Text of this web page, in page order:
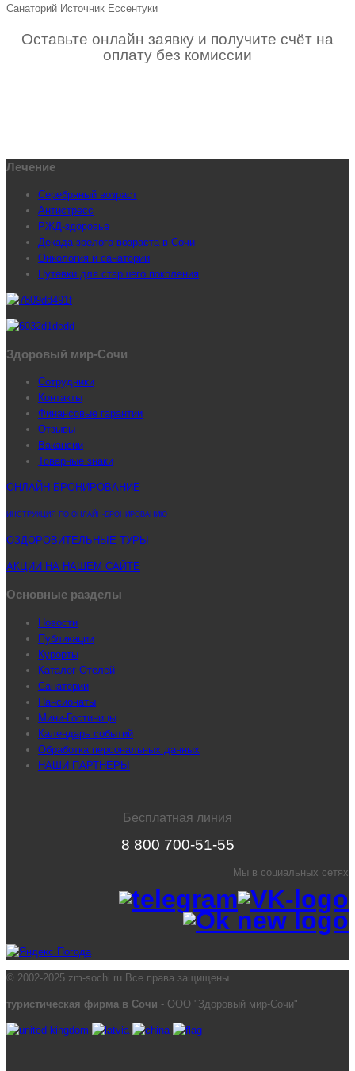
Санаторий Источник Ессентуки
Оставьте онлайн заявку и получите счёт на
оплату без комиссии
Лечение
Серебряный возраст
Антистресс
РЖД-здоровье
Декада зрелого возраста в Сочи
Онкология и санатории
Путевки для старшего поколения
Здоровый мир-Сочи
Сотрудники
Контакты
Финансовые гарантии
Отзывы
Вакансии
Товарные знаки
ОНЛАЙН-БРОНИРОВАНИЕ
ИНСТРУКЦИЯ ПО ОНЛАЙН-БРОНИРОВАНИЮ
ОЗДОРОВИТЕЛЬНЫЕ ТУРЫ
АКЦИИ НА НАШЕМ САЙТЕ
Основные разделы
Новости
Публикации
Курорты
Каталог Отелей
Санатории
Пансионаты
Мини-Гостиницы
Календарь событий
Обработка персональных данных
НАШИ ПАРТНЕРЫ
Бесплатная линия
8 800 700-51-55
Мы в социальных сетях
© 2002-2025 zm-sochi.ru Все права защищены.
туристическая фирма в Сочи - ООО "Здоровый мир-Сочи"